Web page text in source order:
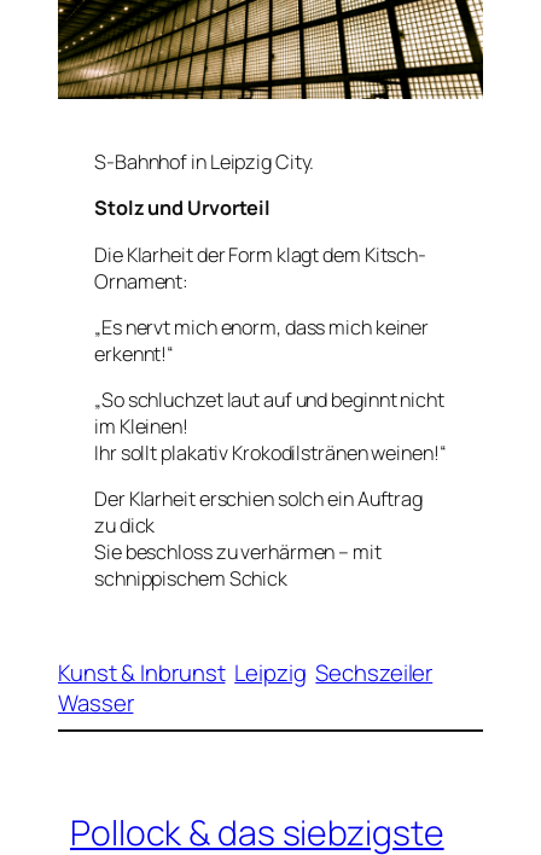
S-Bahnhof in Leipzig City.
Stolz und Urvorteil
Die Klarheit der Form klagt dem Kitsch-
Ornament:
„Es nervt mich enorm, dass mich keiner
erkennt!“
„So schluchzet laut auf und beginnt nicht
im Kleinen!
Ihr sollt plakativ Krokodilstränen weinen!“
Der Klarheit erschien solch ein Auftrag
zu dick
Sie beschloss zu verhärmen – mit
schnippischem Schick
Kunst & Inbrunst Leipzig Sechszeiler
Wasser
Pollock & das siebzigste